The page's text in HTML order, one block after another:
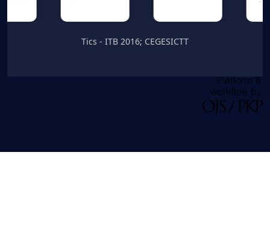
Tics - ITB 2016; CEGESICTT